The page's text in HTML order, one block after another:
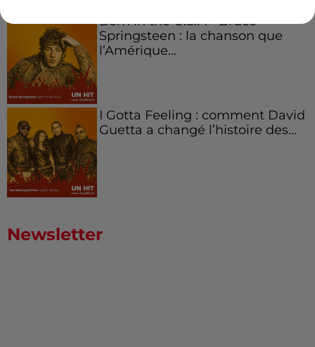
Born in the U.S.A - Bruce
Springsteen : la chanson que
l’Amérique...
I Gotta Feeling : comment David
Guetta a changé l’histoire des...
Newsletter